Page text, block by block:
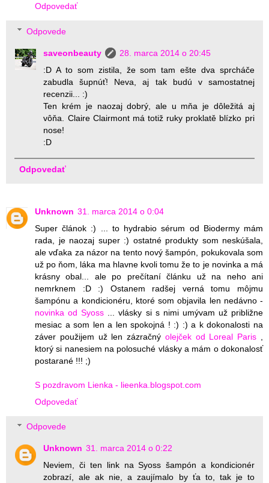
Odpovedať
Odpovede
saveonbeauty
28. marca 2014 o 20:45
:D A to som zistila, že som tam ešte dva sprcháče
zabudla šupnúť! Neva, aj tak budú v samostatnej
recenzii... :)
Ten krém je naozaj dobrý, ale u mňa je dôležitá aj
vôňa. Claire Clairmont má totiž ruky proklatě blízko pri
nose!
:D
Odpovedať
Unknown 31. marca 2014 o 0:04
Super článok :) ... to hydrabio sérum od Biodermy mám
rada, je naozaj super :) ostatné produkty som neskúšala,
ale vďaka za názor na tento nový šampón, pokukovala som
už po ňom, láka ma hlavne kvoli tomu že to je novinka a má
krásny obal... ale po prečítaní článku už na neho ani
nemrknem :D :) Ostanem radšej verná tomu môjmu
šampónu a kondicionéru, ktoré som objavila len nedávno -
novinka od Syoss ... vlásky si s nimi umývam už približne
mesiac a som len a len spokojná ! :) :) a k dokonalosti na
záver použijem už len zázračný olejček od Loreal Paris
ktorý si nanesiem na polosuché vlásky a mám o dokonalosť
postarané !!! ;)
S pozdravom Lienka - lieenka.blogspot.com
Odpovedať
Odpovede
Unknown 31. marca 2014 o 0:22
Neviem, či ten link na Syoss šampón a kondicionér
zobrazí, ale ak nie, a zaujímalo by ťa to, tak je to